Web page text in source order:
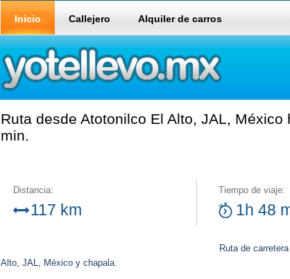
Inicio Callejero Alquiler de carros
Ruta desde Atotonilco El Alto, JAL,
min.
Distancia:
117 km
Tiempo de viaje:
1h 48
Ruta de
Alto, JAL, México y chapala.